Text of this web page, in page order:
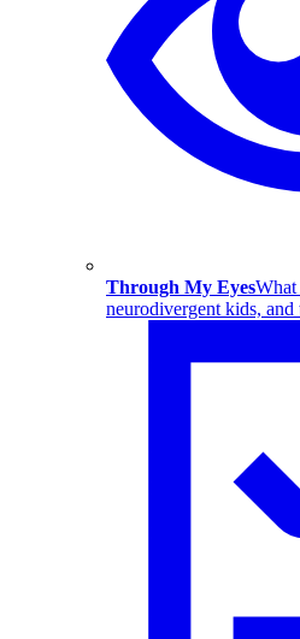
Through My Eyes
neurodivergent kids, and